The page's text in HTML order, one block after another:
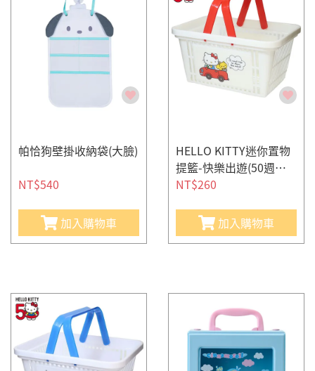
帕恰狗壁掛收納袋(大臉)
NT$540
加入購物車
HELLO KITTY迷你置物
提籃-快樂出遊(50週年
紀念-經典生活)
NT$260
加入購物車